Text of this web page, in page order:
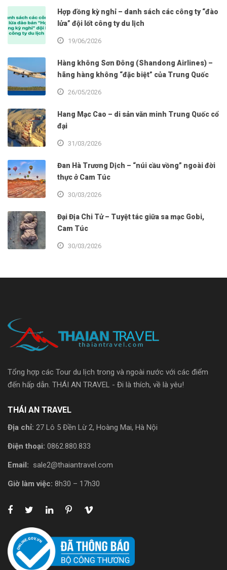
Hợp đồng kỳ nghỉ – danh sách các công ty “đào
lửa” đội lốt công ty du lịch
19/06/2026
Hàng không Sơn Đông (Shandong Airlines) –
hãng hàng không “đặc biệt” của Trung Quốc
26/05/2026
Hang Mạc Cao – di sản văn minh Trung Quốc cổ
đại
31/03/2026
Đan Hà Trương Dịch – “núi cầu vồng” ngoài đời
thực ở Cam Túc
30/03/2026
Đại Địa Chi Tử – Tuyệt tác giữa sa mạc Gobi,
Cam Túc
30/03/2026
Tổng hợp các Tour du lịch trong và ngoài nước với các điểm
đến hấp dẫn. THÁI AN TRAVEL - Đi là thích, về là yêu!
THÁI AN TRAVEL
Địa chỉ: 27 Lô 5 Đền Lừ 2, Hoàng Mai, Hà Nội
Điện thoại: 0862.880.833
Email: sale2@thaiantravel.com
Giờ làm việc: 8h30 – 17h30